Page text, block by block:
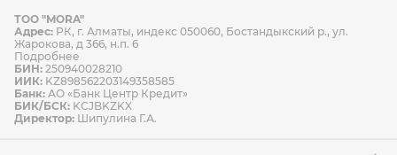
Способы оплаты Способы доставки
Условия возврата товара
ТОО "MORA"
Адрес: РК, г. Алматы, индекс 050060, Бостандыкский р., ул.
Жарокова, д 366, н.п. 6
Подробнее
БИН: 250940028210
ИИК: KZ898562203149358585
Банк: АО «Банк Центр Кредит»
БИК/БСК: KCJBKZKX
Директор: Шипулина Г.А.